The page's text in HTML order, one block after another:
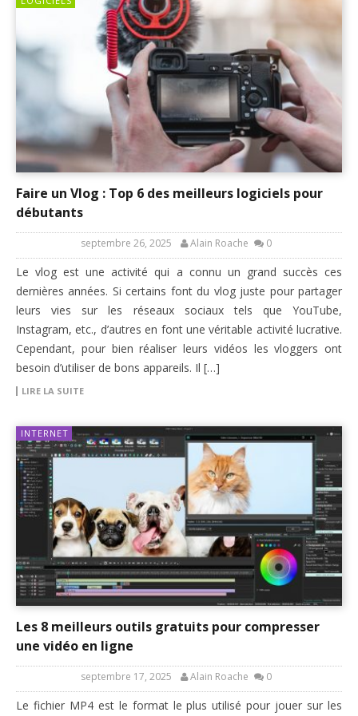
Faire un Vlog : Top 6 des meilleurs logiciels pour
débutants
septembre 26, 2025 Alain Roache 0
Le vlog est une activité qui a connu un grand succès ces
dernières années. Si certains font du vlog juste pour partager
leurs vies sur les réseaux sociaux tels que YouTube,
Instagram, etc., d’autres en font une véritable activité lucrative.
Cependant, pour bien réaliser leurs vidéos les vloggers ont
besoin d’utiliser de bons appareils. Il […]
LIRE LA SUITE
INTERNET
Les 8 meilleurs outils gratuits pour compresser
une vidéo en ligne
septembre 17, 2025 Alain Roache 0
Le fichier MP4 est le format le plus utilisé pour jouer sur les